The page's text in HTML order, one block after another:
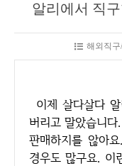
알리에서 직구
해외직구
이제 살다살다 알리에서 속옷까지 구매하는 날이 와
버리고 말았습니
판매하지를 않아
경우도 많구요. 이